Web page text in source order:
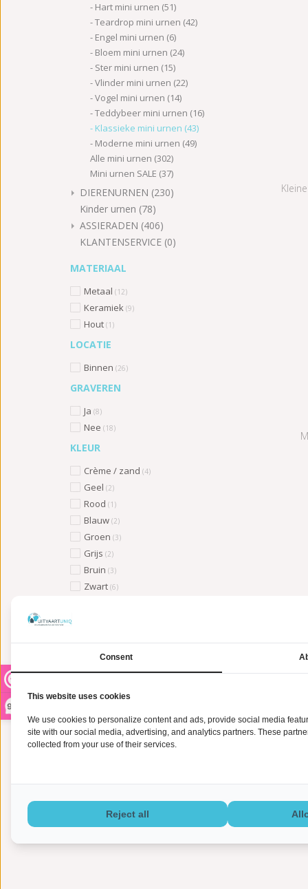
9,2
Hart mini urnen (51)
Teardrop mini urnen (42)
Engel mini urnen (6)
Bloem mini urnen (24)
Ster mini urnen (15)
Vlinder mini urnen (22)
Vogel mini urnen (14)
Teddybeer mini urnen (16)
Klassieke mini urnen (43)
Moderne mini urnen (49)
Alle mini urnen (302)
Mini urnen SALE (37)
DIERENURNEN (230)
Kinder urnen (78)
ASSIERADEN (406)
KLANTENSERVICE (0)
MATERIAAL
Metaal (12)
Keramiek (9)
Hout (1)
LOCATIE
Binnen (26)
GRAVEREN
Ja (8)
Nee (18)
KLEUR
Crème / zand (4)
Geel (2)
Rood (1)
Blauw (2)
Groen (3)
Grijs (2)
Bruin (3)
Zwart (6)
PRIJS
Consent
This website uses cookies
We use cookies to personalize content and ads, provide social media
site with our social media, advertising, and analytics partners. These
collected from your use of their services.
Reject all